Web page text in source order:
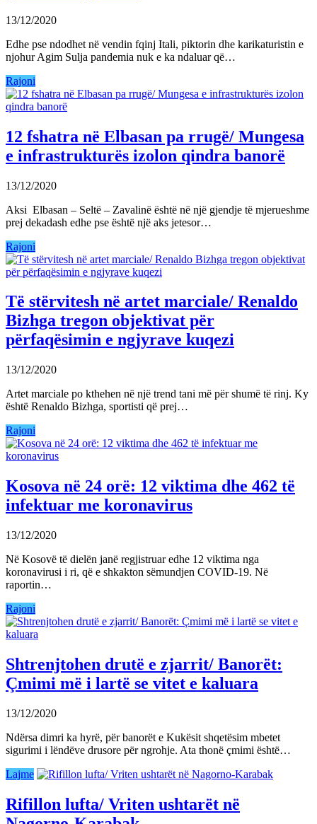
13/12/2020
Edhe pse ndodhet në vendin fqinj Itali, piktorin dhe karikaturistin e
njohur Agim Sulja pandemia nuk e ka ndaluar që…
Rajoni
12 fshatra në Elbasan pa rrugë/ Mungesa
e infrastrukturës izolon qindra banorë
13/12/2020
Aksi Elbasan – Seltë – Zavalinë është në një gjendje të mjerueshme
prej dekadash edhe pse është një aks jetesor…
Rajoni
Të stërvitesh në artet marciale/ Renaldo
Bizhga tregon objektivat për
përfaqësimin e ngjyrave kuqezi
13/12/2020
Artet marciale po kthehen në një trend tani më për shumë të rinj. Ky
është Renaldo Bizhga, sportisti që prej…
Rajoni
Kosova në 24 orë: 12 viktima dhe 462 të
infektuar me koronavirus
13/12/2020
Në Kosovë të dielën janë regjistruar edhe 12 viktima nga
koronavirusi i ri, që e shkakton sëmundjen COVID-19. Në
raportin…
Rajoni
Shtrenjtohen drutë e zjarrit/ Banorët:
Çmimi më i lartë se vitet e kaluara
13/12/2020
Ndërsa dimri ka hyrë, për banorët e Kukësit shqetësim mbetet
sigurimi i lëndëve drusore për ngrohje. Ata thonë çmimi është…
Lajme
Rifillon lufta/ Vriten ushtarët në